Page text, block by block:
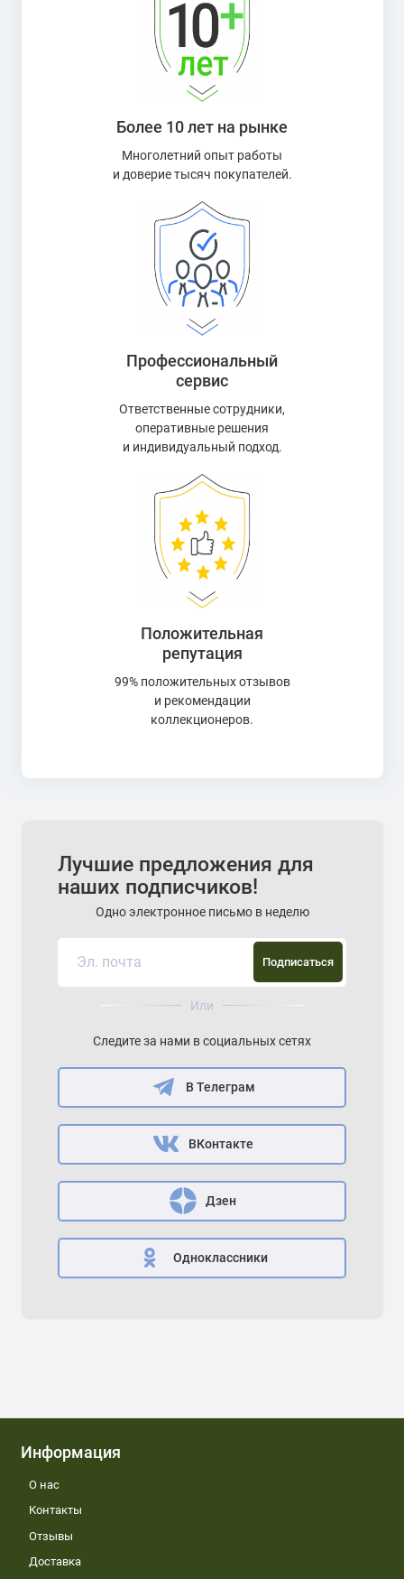
Инвестирование в юбилейные двухрублевки
Выгодно ли в настоящее время вкладывать денежные
средства в юбилейную мелочь? Этот вопрос задают себе
дальнейшем получить высокую прибыль.
Коллекционеры всегда мечтают собрать полную
коллекцию и очень редко принимают во внимание другие
По мнению экспертов, если вы сейчас инвестировали в
юбилейную серию, со временем вы получите
многократную прибыль, так как цена на монетки
постоянно растет. Ну а для увлеченных людей совсем
неважно, какова стоимость той или иной двухрублевки,
заполнить альбом, планшет или книгу, чтобы
соответствующие ячейки не пустовали. В любом случае,
совершая покупку у нас, вы получаете уникальную
возможность приобрести все, что вам нужно в настоящее
время, пополнить свою коллекцию ценными
Более 10 лет на рынке
Многолетний опыт работы
и доверие тысяч покупателей.
Профессиональный
сервис
Ответственные сотрудники,
оперативные решения
и индивидуальный подход.
Положительная
репутация
99% положительных отзывов
и рекомендации
коллекционеров.
Лучшие предложения для
наших подписчиков!
Одно электронное письмо в неделю
Подписаться
Или
Следите за нами в социальных сетях
В Телеграм
ВКонтакте
Дзен
Одноклассники
Информация
О нас
Контакты
Отзывы
Доставка